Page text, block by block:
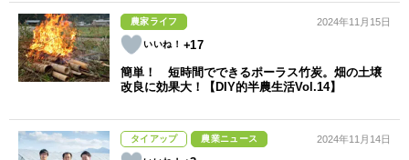
農家ライフ
+17
2024年11月15日
簡単！ 短時間でできるポーラス竹炭。畑の土壌
改良に効果大！【DIY的半農生活Vol.14】
タイアップ 農業ニュース 2024年11月14日